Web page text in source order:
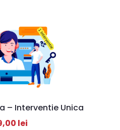
– Interventie Unica
lei